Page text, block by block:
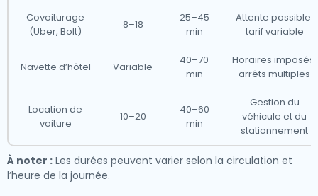
Covoiturage
(Uber, Bolt)
8–18
25–45
min
Attente possible,
tarif variable
Navette d’hôtel Variable
40–70
min
Horaires imposés,
arrêts multiples
Location de
voiture
10–20
40–60
min
Gestion du
véhicule et du
stationnement
À noter : Les durées peuvent varier selon la circulation et
l’heure de la journée.